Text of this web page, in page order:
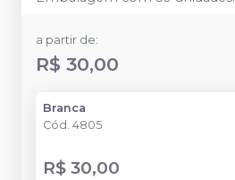
a partir de:
R$ 30,00
Branca
Cód. 4805
R$ 30,00